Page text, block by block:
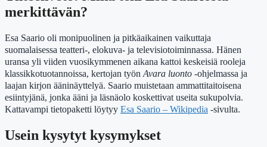
merkittävän?
Esa Saario oli monipuolinen ja pitkäaikainen vaikuttaja
suomalaisessa teatteri-, elokuva- ja televisiotoiminnassa. Hänen
uransa yli viiden vuosikymmenen aikana kattoi keskeisiä rooleja
klassikkotuotannoissa, kertojan työnAvara luonto -ohjelmassa ja
laajan kirjon ääninäyttelyä. Saario muistetaan ammattitaitoisena
esiintyjänä, jonka ääni ja läsnäolo koskettivat useita sukupolvia.
Kattavampi tietopaketti löytyy Esa Saario – Wikipedia -sivulta.
Usein kysytyt kysymykset